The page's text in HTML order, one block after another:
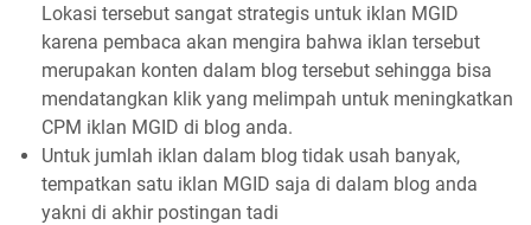
Lokasi tersebut sangat strategis untuk iklan MGID
karena pembaca akan mengira bahwa iklan tersebut
merupakan konten dalam blog tersebut sehingga bisa
mendatangkan klik yang melimpah untuk meningkatkan
CPM iklan MGID di blog anda.
Untuk jumlah iklan dalam blog tidak usah banyak,
tempatkan satu iklan MGID saja di dalam blog anda
yakni di akhir postingan tadi